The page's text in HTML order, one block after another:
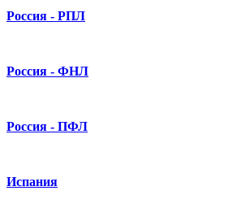
Россия - РПЛ
Россия - ФНЛ
Россия - ПФЛ
Испания